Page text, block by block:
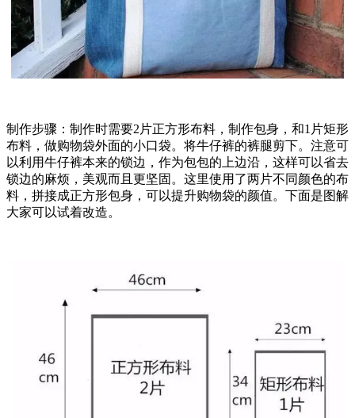
制作步骤：制作时需要2片正方形布料，制作包身，和1片矩形
布料，做购物袋外面的小口袋。将牛仔裤的裤腿剪下。注意可
以利用牛仔裤本来的锁边，作为包包的上边沿，这样可以省去
锁边的麻烦，美观而且更坚固。这里使用了两片不同颜色的布
料，拼接成正方形包身，可以提升购物袋的颜值。下面是图解
大家可以试着改造。